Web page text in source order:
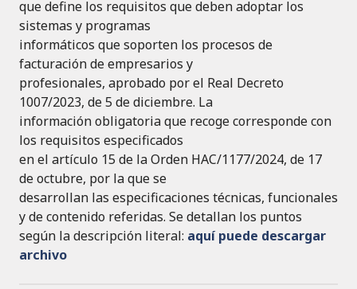
que define los requisitos que deben adoptar los
sistemas y programas
informáticos que soporten los procesos de
facturación de empresarios y
profesionales, aprobado por el Real Decreto
1007/2023, de 5 de diciembre. La
información obligatoria que recoge corresponde con
los requisitos especificados
en el artículo 15 de la Orden HAC/1177/2024, de 17
de octubre, por la que se
desarrollan las especificaciones técnicas, funcionales
y de contenido referidas. Se detallan los puntos
según la descripción literal: aquí puede descargar
archivo